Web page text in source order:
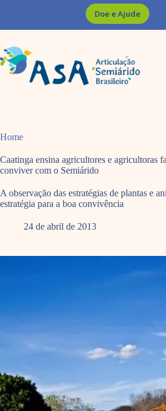
Doe e Ajude
Home
Caatinga ensina agricultores e agricultoras
conviver com o Semiárido
A observação das estratégias de plantas e
estratégia para a boa convivência
24 de abril de 2013